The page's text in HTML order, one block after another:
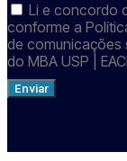
Li e concordo
conforme a
de comunicações
do MBA USP |
Enviar